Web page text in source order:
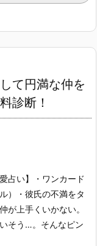
て円満な仲を
診断！
占い】
・ワンカード
）
・彼氏の不満をタ
が上手くいかない。
そう…。 そんなピン